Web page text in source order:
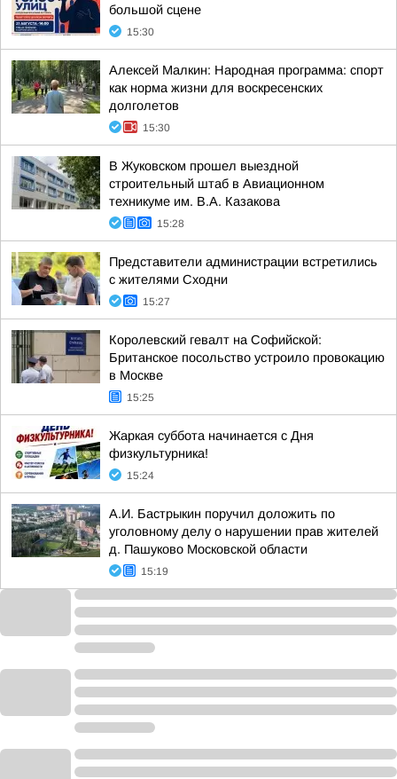
большой сцене
15:30
Алексей Малкин: Народная программа: спорт
как норма жизни для воскресенских
долголетов
15:30
В Жуковском прошел выездной
строительный штаб в Авиационном
техникуме им. В.А. Казакова
15:28
Представители администрации встретились
с жителями Сходни
15:27
Королевский гевалт на Софийской:
Британское посольство устроило провокацию
в Москве
15:25
Жаркая суббота начинается с Дня
физкультурника!
15:24
А.И. Бастрыкин поручил доложить по
уголовному делу о нарушении прав жителей
д. Пашуково Московской области
15:19